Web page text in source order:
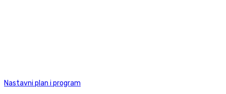
Nastavni plan i program